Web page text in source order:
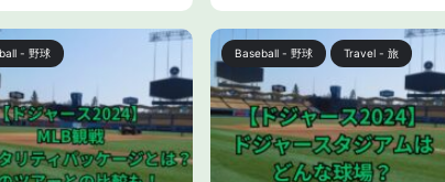
日本のウイスキーとチョコ
詰め合わせを贈ったことが
ました。 今回の誕生日プレ
は妻・真美子さんのアイデア
うですが、プレゼントした
ーは岡山のものだったとコ
ています。 この記事で、は
選手が、デーブ・ロバーツ
本人選手の活躍もあって、現地で本
場の MLBの試合観戦を計画している
方も多いでしょう。 でも、MLBは見
たいけど、旅行に行くならヨーロッ
パがいい！ということで迷っている
あなた！MLB2024年シーズンは、欧
州シリーズが予定されています。 こ
の記事では、MLB2024年シーズンの
- 野球 Baseball - 野球 Travel - 旅